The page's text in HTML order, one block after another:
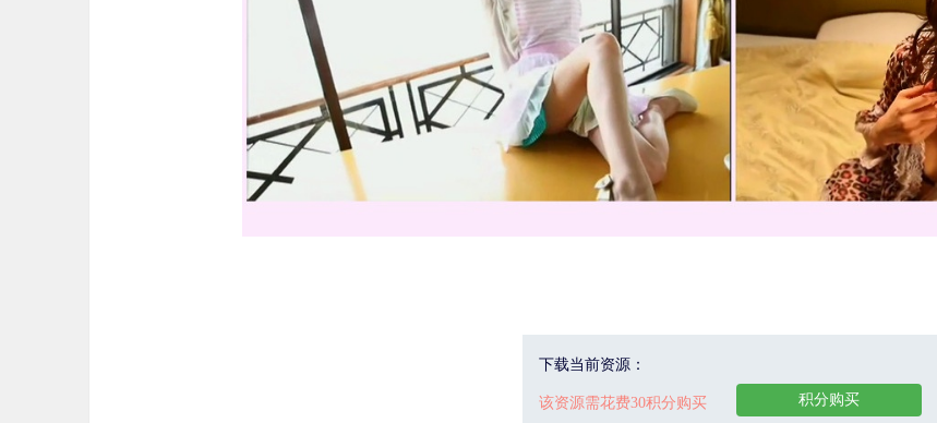
下载当前资源：
该资源需花费30积分购买 积分购买